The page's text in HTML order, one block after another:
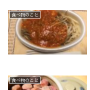
食べ物のこと
食べ物のこと